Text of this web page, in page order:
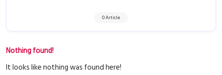
0 Article
Nothing found!
It looks like nothing was found here!